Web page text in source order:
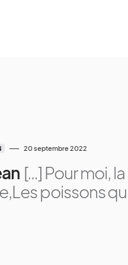
20 septembre 2022
[…] Pour moi,
poissons